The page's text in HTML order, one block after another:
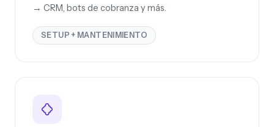
→ CRM, bots de cobranza y más.
SETUP + MANTENIMIENTO